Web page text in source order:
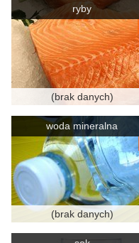
ryby
(brak danych)
woda mineralna
(brak danych)